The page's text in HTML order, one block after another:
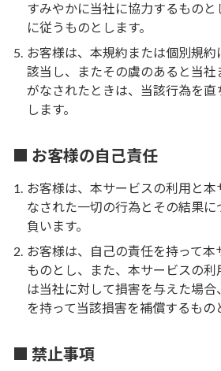
すみやかに当社に協力するもの
に従うものとします。
お客様は、本規約または個別規
該当し、またその虞のあると当社
がなされたときは、当該行為を直
します。
■ お客様の自己責任
お客様は、本サービスの利用と本
なされた一切の行為とその結果に
負います。
お客様は、自己の責任を持って本
ものとし、また、本サービスの
は当社に対して損害を与えた場
を持って当該損害を補償するもの
■ 禁止事項